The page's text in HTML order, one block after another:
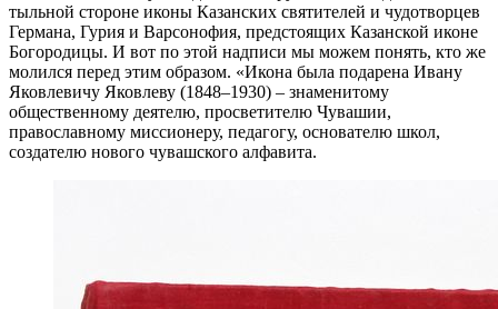
тыльной стороне иконы Казанских святителей и чудотворцев
Германа, Гурия и Варсонофия, предстоящих Казанской иконе
Богородицы. И вот по этой надписи мы можем понять, кто же
молился перед этим образом. «Икона была подарена Ивану
Яковлевичу Яковлеву (1848–1930) – знаменитому
общественному деятелю, просветителю Чувашии,
православному миссионеру, педагогу, основателю школ,
создателю нового чувашского алфавита.